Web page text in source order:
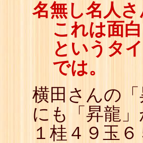
名無し名人さ
これは面
というタ
では。
横田さんの
にも「昇龍
１桂４９玉